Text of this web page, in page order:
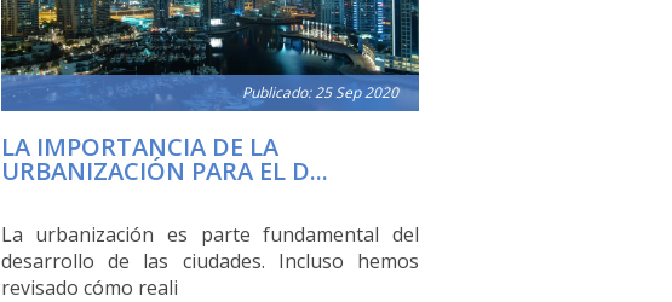
Publicado: 25 Sep 2020
LA IMPORTANCIA DE LA
URBANIZACIÓN PARA EL D...
La urbanización es parte fundamental del
desarrollo de las ciudades. Incluso hemos
revisado cómo reali